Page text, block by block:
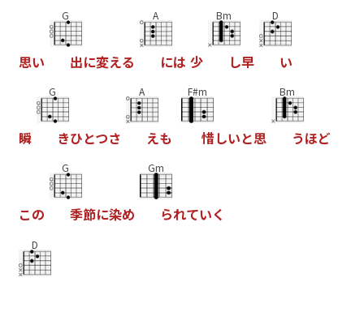
思い
G
出に変える
A
には 少
Bm
し早
D
い
瞬
G
きひとつさ
A
えも
F#m
惜しいと思
Bm
うほど
この
G
季節に染め
Gm
られていく
D